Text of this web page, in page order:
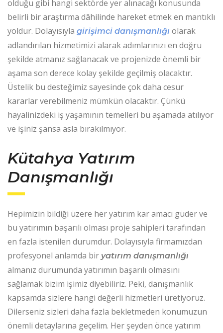
olduğu gibi hangi sektörde yer alınacağı konusunda
belirli bir araştırma dâhilinde hareket etmek en mantıklı
yoldur. Dolayısıyla girişimci danışmanlığı olarak
adlandırılan hizmetimizi alarak adımlarınızı en doğru
şekilde atmanız sağlanacak ve projenizde önemli bir
aşama son derece kolay şekilde geçilmiş olacaktır.
Üstelik bu desteğimiz sayesinde çok daha cesur
kararlar verebilmeniz mümkün olacaktır. Çünkü
hayalinizdeki iş yaşamının temelleri bu aşamada atılıyor
ve işiniz şansa asla bırakılmıyor.
Kütahya Yatırım
Danışmanlığı
Hepimizin bildiği üzere her yatırım kar amacı güder ve
bu yatırımın başarılı olması proje sahipleri tarafından
en fazla istenilen durumdur. Dolayısıyla firmamızdan
profesyonel anlamda bir yatırım danışmanlığı
almanız durumunda yatırımın başarılı olmasını
sağlamak bizim işimiz diyebiliriz. Peki, danışmanlık
kapsamda sizlere hangi değerli hizmetleri üretiyoruz.
Dilerseniz sizleri daha fazla bekletmeden konumuzun
önemli detaylarına geçelim. Her şeyden önce yatırım